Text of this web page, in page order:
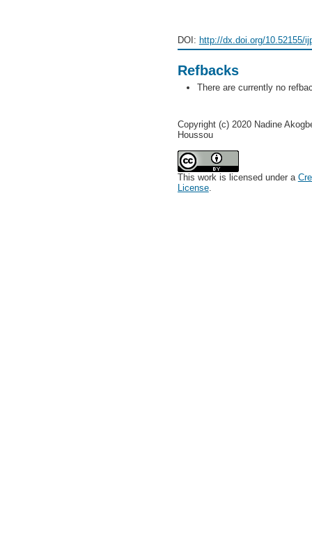
DOI: http://dx.doi.org/10.52155/
Refbacks
There are currently no
Copyright (c) 2020 Nadine
Houssou
This work is licensed under a
License.